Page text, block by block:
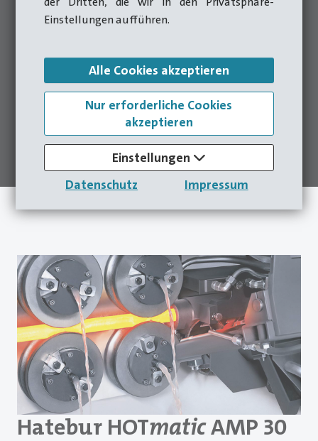
Einstellungen aufführen.
Alle Cookies akzeptieren
Nur erforderliche Cookies
akzeptieren
Einstellungen
Datenschutz
Impressum
Warmpresse
Teiledurchmesser
140Teile
Ausstoss pro Minute
2.500kN
Gesamtpresskraft
Hatebur HOTmaticAMP 30